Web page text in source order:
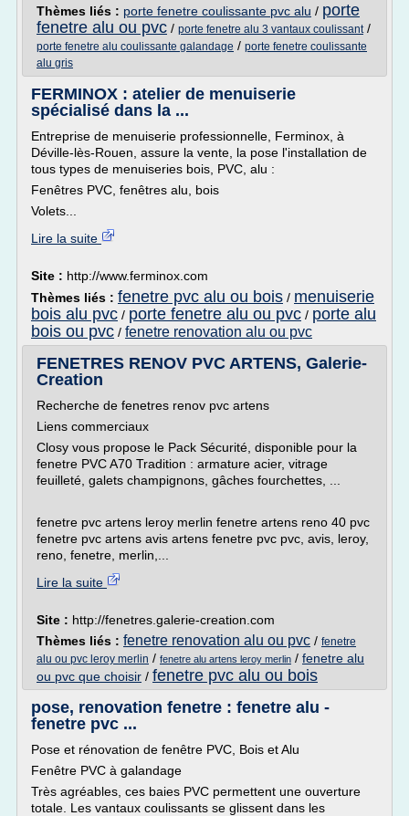
Thèmes liés : porte fenetre coulissante pvc alu / porte
fenetre alu ou pvc / porte fenetre alu 3 vantaux coulissant/
porte fenetre alu coulissante galandage / porte fenetre coulissante
alu gris
FERMINOX : atelier de menuiserie
spécialisé dans la ...
Entreprise de menuiserie professionnelle, Ferminox, à
Déville-lès-Rouen, assure la vente, la pose l'installation de
tous types de menuiseries bois, PVC, alu :
Fenêtres PVC, fenêtres alu, bois
Volets...
Lire la suite
Site : http://www.ferminox.com
Thèmes liés : fenetre pvc alu ou bois / menuiserie
bois alu pvc / porte fenetre alu ou pvc / porte alu
bois ou pvc / fenetre renovation alu ou pvc
FENETRES RENOV PVC ARTENS, Galerie-
Creation
Recherche de fenetres renov pvc artens
Liens commerciaux
Closy vous propose le Pack Sécurité, disponible pour la
fenetre PVC A70 Tradition : armature acier, vitrage
feuilleté, galets champignons, gâches fourchettes, ...
fenetre pvc artens leroy merlin fenetre artens reno 40 pvc
fenetre pvc artens avis artens fenetre pvc pvc, avis, leroy,
reno, fenetre, merlin,...
Lire la suite
Site : http://fenetres.galerie-creation.com
Thèmes liés : fenetre renovation alu ou pvc / fenetre
alu ou pvc leroy merlin / fenetre alu artens leroy merlin / fenetre alu
ou pvc que choisir / fenetre pvc alu ou bois
pose, renovation fenetre : fenetre alu -
fenetre pvc ...
Pose et rénovation de fenêtre PVC, Bois et Alu
Fenêtre PVC à galandage
Très agréables, ces baies PVC permettent une ouverture
totale. Les vantaux coulissants se glissent dans les